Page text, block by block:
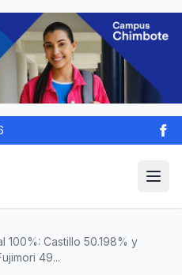
100%: Castillo 50.198% y
49...